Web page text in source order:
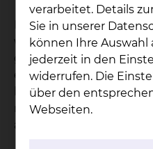
Der Schlingentisch ist
welches der Patient die
ganzen Körper oder
erfahren kann ohne das
belasten. Dazu werden
mit Hilfe von Seilzügen
aufgehängt.
verarbeitet. Details
Sie in unserer
können Ihre Auswahl
jederzeit in den
widerrufen. Die
über den
Webseiten.